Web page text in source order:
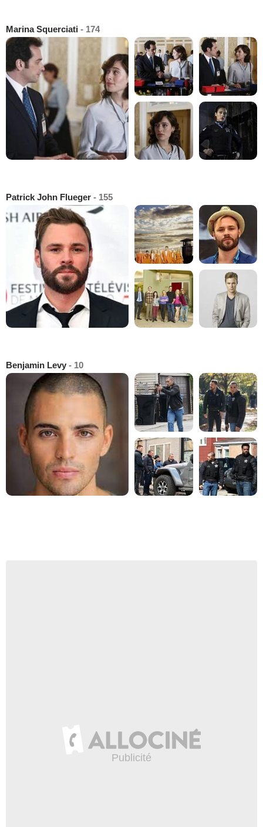
Marina Squerciati - 174
Patrick John Flueger - 155
Benjamin Levy - 10